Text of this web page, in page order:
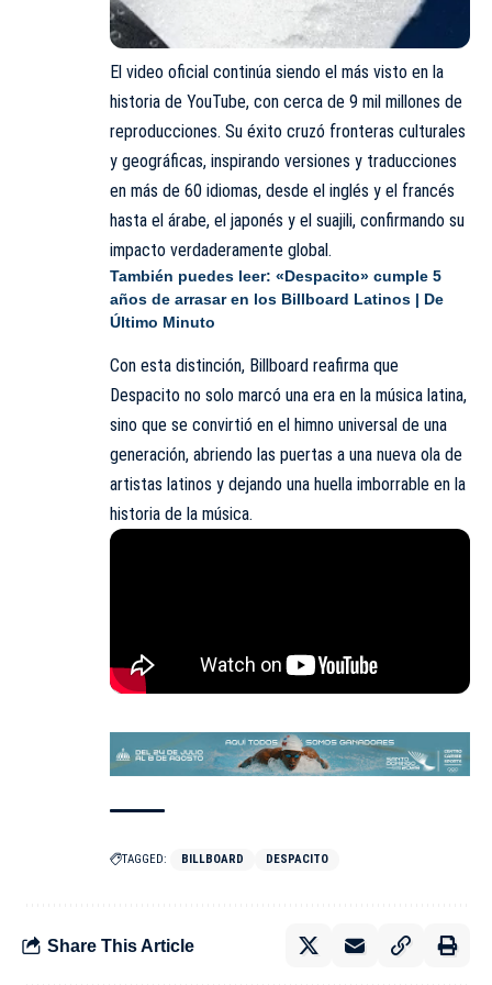
El video oficial continúa siendo el más visto en la
historia de YouTube, con cerca de 9 mil millones de
reproducciones. Su éxito cruzó fronteras culturales
y geográficas, inspirando versiones y traducciones
en más de 60 idiomas, desde el inglés y el francés
hasta el árabe, el japonés y el suajili, confirmando su
impacto verdaderamente global.
También puedes leer: «Despacito» cumple 5
años de arrasar en los Billboard Latinos | De
Último Minuto
Con esta distinción, Billboard reafirma que
Despacito no solo marcó una era en la música latina,
sino que se convirtió en el himno universal de una
generación, abriendo las puertas a una nueva ola de
artistas latinos y dejando una huella imborrable en la
historia de la música.
TAGGED: BILLBOARD DESPACITO
Share This Article